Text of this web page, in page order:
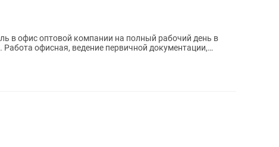
в офис оптовой компании на полный рабочий день в
офисная, ведение первичной документации,